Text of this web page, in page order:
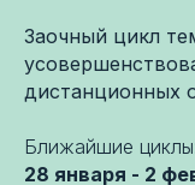
Заочный цикл
дистанционных
Ближайшие
28 января - 2